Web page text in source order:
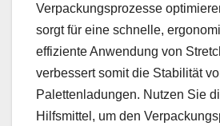
Verpackungsprozesse
sorgt für eine schnelle,
effiziente Anwendung von
verbessert somit die Stabilität
Palettenladungen. Nutzen Sie
Hilfsmittel, um den